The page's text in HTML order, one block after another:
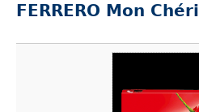
FERRERO Mon Chéri